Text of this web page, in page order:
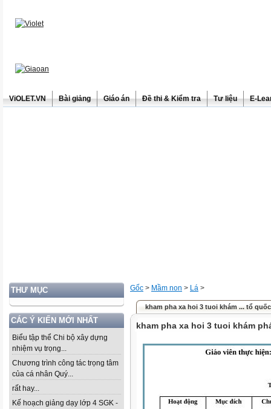
ViOLET.VN Bài giảng Giáo án Đề thi & Kiểm tra Tư liệu E-
THƯ MỤC
CÁC Ý KIẾN MỚI NHẤT
Biểu tập thể Chi bộ xây dựng
nhiệm vụ trọng...
Chương trình công tác trọng tâm
của cá nhân Quý...
rất hay...
Kế hoạch giảng dạy lớp 4 SGK -
Gốc > Mầm non > Lá >
kham pha xa hoi 3 tuoi khám ... tổ
kham pha xa hoi 3 tuoi khám